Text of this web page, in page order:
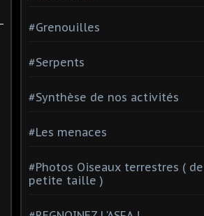
#Grenouilles
#Serpents
#Synthèse de nos activités
#Les menaces
#Photos Oiseaux terrestres ( de
petite taille )